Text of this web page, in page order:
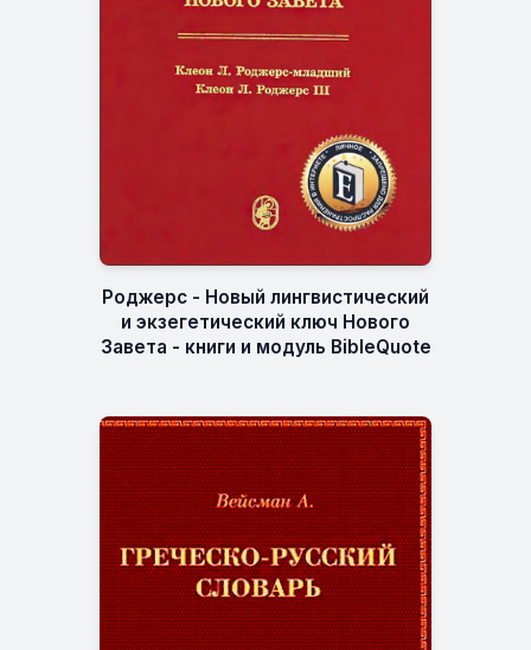
Роджерс - Новый лингвистический
и экзегетический ключ Нового
Завета - книги и модуль BibleQuote